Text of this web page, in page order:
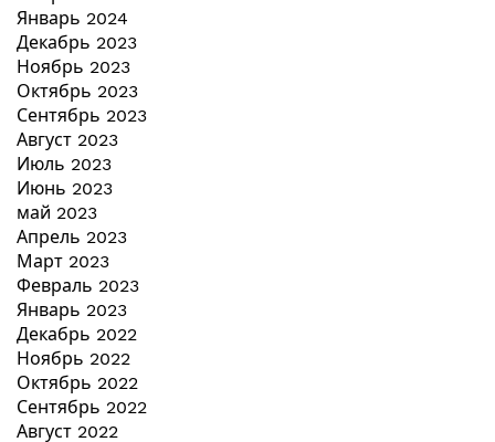
Январь 2024
Декабрь 2023
Ноябрь 2023
Октябрь 2023
Сентябрь 2023
Август 2023
Июль 2023
Июнь 2023
май 2023
Апрель 2023
Март 2023
Февраль 2023
Январь 2023
Декабрь 2022
Ноябрь 2022
Октябрь 2022
Сентябрь 2022
Август 2022